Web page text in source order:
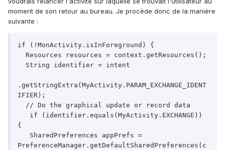
moment de son retour au bureau. Je procède donc de la manière
suivante :
if (!MonActivity.isInForeground) {
.getStringExtra(MyActivity.PARAM_EXCHANGE_IDENT
IFIER);
{
PreferenceManager.getDefaultSharedPreferences(c